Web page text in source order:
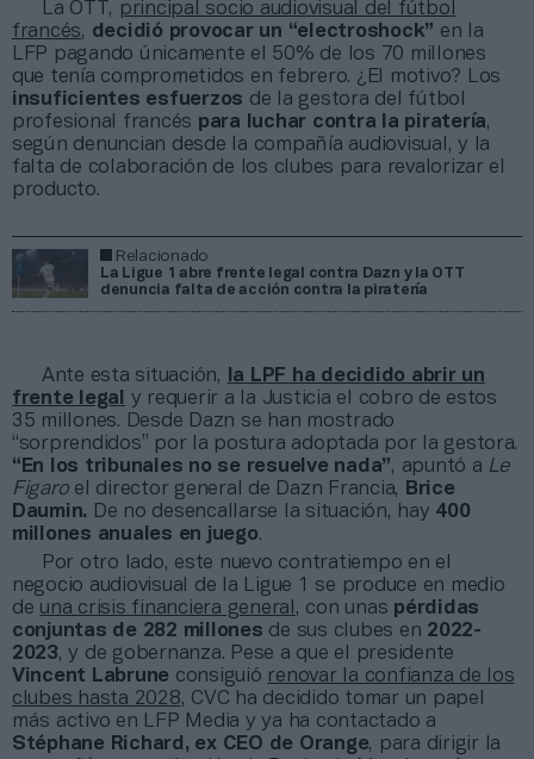
La OTT, principal socio audiovisual del fútbol
francés, decidió provocar un “electroshock” en la
LFP pagando únicamente el 50% de los 70 millones
que tenía comprometidos en febrero. ¿El motivo? Los
insuficientes esfuerzos de la gestora del fútbol
profesional francés para luchar contra la piratería,
según denuncian desde la compañía audiovisual, y la
falta de colaboración de los clubes para revalorizar el
producto.
Relacionado
La Ligue 1 abre frente legal contra Dazn y la OTT
denuncia falta de acción contra la piratería
Ante esta situación,
la LPF ha decidido abrir un
frente legal
y requerir a la Justicia el cobro de estos
35 millones. Desde Dazn se han mostrado
“sorprendidos” por la postura adoptada por la gestora.
“En los tribunales no se resuelve nada”, apuntó a Le
Figaroel director general de Dazn Francia,
Brice
Daumin. De no desencallarse la situación, hay 400
millones anuales en juego.
Por otro lado, este nuevo contratiempo en el
negocio audiovisual de la Ligue 1 se produce en medio
de una crisis financiera general , con unas pérdidas
conjuntas de 282 millones de sus clubes en 2022-
2023, y de gobernanza. Pese a que el presidente
Vincent Labrune consiguió renovar la confianza de los
clubes hasta 2028, CVC ha decidido tomar un papel
más activo en LFP Media y ya ha contactado a
Stéphane Richard, ex CEO de Orange, para dirigir la